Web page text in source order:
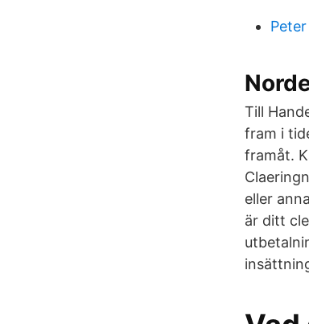
Till
fram i
framåt.
eller
är ditt